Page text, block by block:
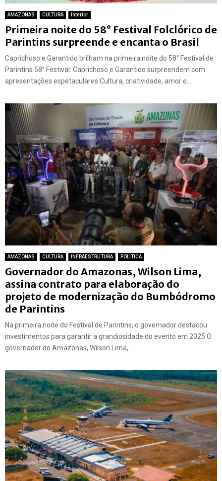
AMAZONAS CULTURA Interior
Primeira noite do 58° Festival Folclórico de
Parintins surpreende e encanta o Brasil
Caprichoso e Garantido brilham na primeira noite do 58° Festival de
Parintins 58° Festival: Caprichoso e Garantido surpreendem com
apresentações espetaculares Cultura, criatividade, amor e...
AMAZONAS CULTURA INFRAESTRUTURA POLÍTICA
Governador do Amazonas, Wilson Lima,
assina contrato para elaboração do
projeto de modernização do Bumbódromo
de Parintins
Na primeira noite do Festival de Parintins, o governador destacou
investimentos para garantir a grandiosidade do evento em 2025 O
governador do Amazonas, Wilson Lima,...